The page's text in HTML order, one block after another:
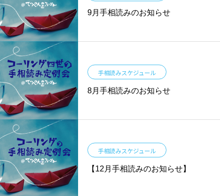
9月手相読みのお知らせ
手相読みスケジュール
8月手相読みのお知らせ
手相読みスケジュール
【12月手相読みのお知らせ】